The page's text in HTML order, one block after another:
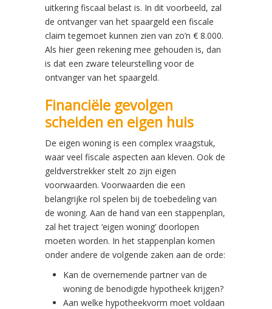
uitkering fiscaal belast is. In dit voorbeeld, zal
de ontvanger van het spaargeld een fiscale
claim tegemoet kunnen zien van zo’n € 8.000.
Als hier geen rekening mee gehouden is, dan
is dat een zware teleurstelling voor de
ontvanger van het spaargeld.
Financiële gevolgen
scheiden en eigen huis
De eigen woning is een complex vraagstuk,
waar veel fiscale aspecten aan kleven. Ook de
geldverstrekker stelt zo zijn eigen
voorwaarden. Voorwaarden die een
belangrijke rol spelen bij de toebedeling van
de woning. Aan de hand van een stappenplan,
zal het traject ‘eigen woning’ doorlopen
moeten worden. In het stappenplan komen
onder andere de volgende zaken aan de orde:
Kan de overnemende partner van de
woning de benodigde hypotheek krijgen?
Aan welke hypotheekvorm moet voldaan